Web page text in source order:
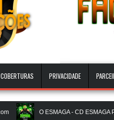
COBERTURAS PRIVACIDADE
O ESMAGA - CD ESMAGA